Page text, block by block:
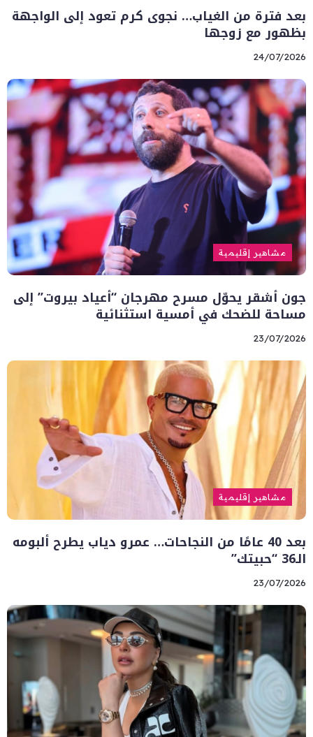
بعد فترة من الغياب… نجوى كرم تعود إلى الواجهة
بظهور مع زوجها
24/07/2026
مشاهير إقليمية
جون أشقر يحوّل مسرح مهرجان “أعياد بيروت” إلى
مساحة للضحك في أمسية استثنائية
23/07/2026
مشاهير إقليمية
بعد 40 عامًا من النجاحات… عمرو دياب يطرح ألبومه
الـ36 “حبيتك”
23/07/2026